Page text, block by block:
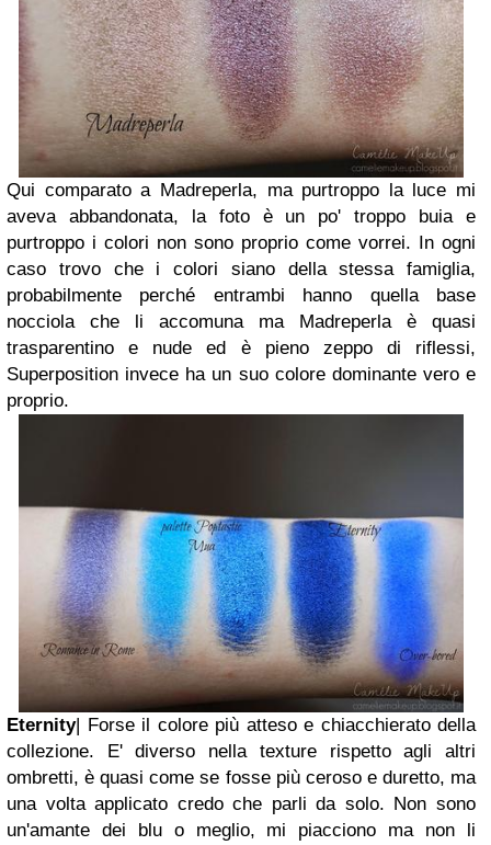
Qui comparato a Madreperla, ma purtroppo la luce mi
aveva abbandonata, la foto è un po' troppo buia e
purtroppo i colori non sono proprio come vorrei. In ogni
caso trovo che i colori siano della stessa famiglia,
probabilmente perché entrambi hanno quella base
nocciola che li accomuna ma Madreperla è quasi
trasparentino e nude ed è pieno zeppo di riflessi,
Superposition invece ha un suo colore dominante vero e
proprio.
Eternity| Forse il colore più atteso e chiacchierato della
collezione. E' diverso nella texture rispetto agli altri
ombretti, è quasi come se fosse più ceroso e duretto, ma
una volta applicato credo che parli da solo. Non sono
un'amante dei blu o meglio, mi piacciono ma non li